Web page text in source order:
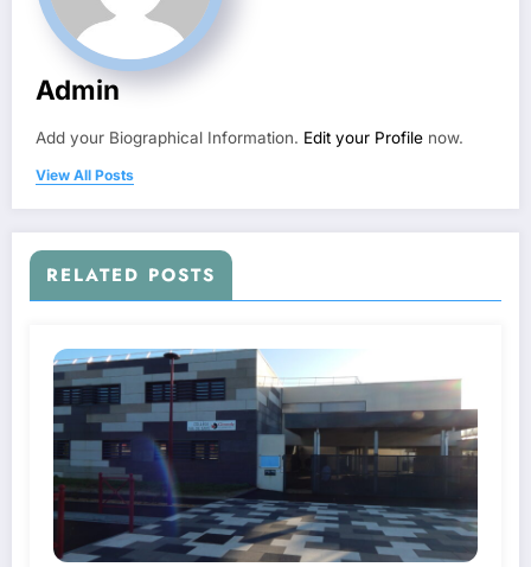
Admin
Add your Biographical Information. Edit your Profile now.
View All Posts
RELATED POSTS